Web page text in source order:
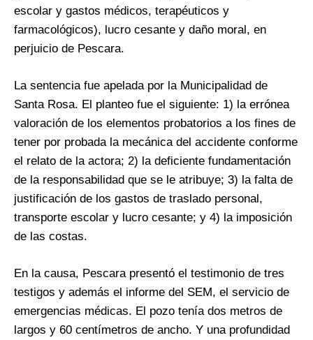
escolar y gastos médicos, terapéuticos y
farmacológicos), lucro cesante y daño moral, en
perjuicio de Pescara.
La sentencia fue apelada por la Municipalidad de
Santa Rosa. El planteo fue el siguiente: 1) la errónea
valoración de los elementos probatorios a los fines de
tener por probada la mecánica del accidente conforme
el relato de la actora; 2) la deficiente fundamentación
de la responsabilidad que se le atribuye; 3) la falta de
justificación de los gastos de traslado personal,
transporte escolar y lucro cesante; y 4) la imposición
de las costas.
En la causa, Pescara presentó el testimonio de tres
testigos y además el informe del SEM, el servicio de
emergencias médicas. El pozo tenía dos metros de
largos y 60 centímetros de ancho. Y una profundidad